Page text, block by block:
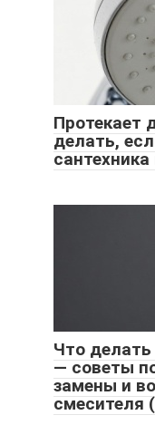
Протекает
делать,
Что делать
— советы
замены и
смесителя